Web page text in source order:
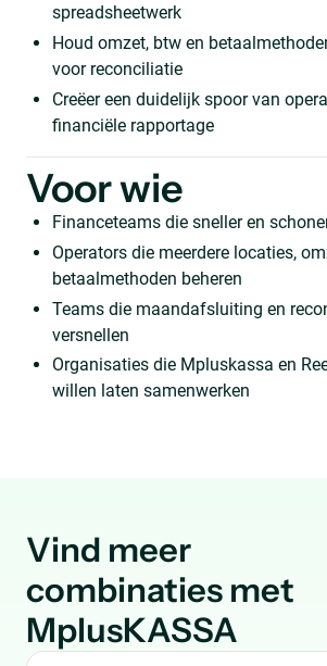
spreadsheetwerk
Houd omzet, btw en
voor reconciliatie
Creëer een duidelijk spoor van
financiële rapportage
Voor wie
Financeteams die sneller en
Operators die meerdere locaties,
betaalmethoden beheren
Teams die maandafsluiting en
versnellen
Organisaties die Mpluskassa en
willen laten samenwerken
Vind meer
combinaties met
MplusKASSA